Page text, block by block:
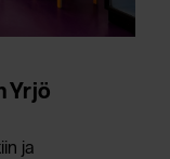
Yrjö
ja